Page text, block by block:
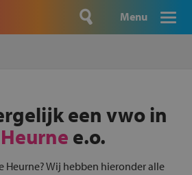
Menu
een vwo in
e.o.
Heurne? Wij hebben hieronder alle